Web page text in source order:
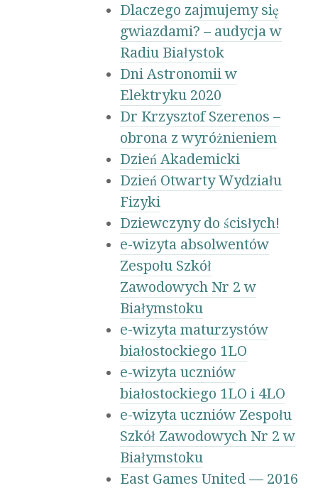
Dlaczego zajmujemy się
gwiazdami? – audycja w
Radiu Białystok
Dni Astronomii w
Elektryku 2020
Dr Krzysztof Szerenos –
obrona z wyróżnieniem
Dzień Akademicki
Dzień Otwarty Wydziału
Fizyki
Dziewczyny do ścisłych!
e-wizyta absolwentów
Zespołu Szkół
Zawodowych Nr 2 w
Białymstoku
e-wizyta maturzystów
białostockiego 1LO
e-wizyta uczniów
białostockiego 1LO i 4LO
e-wizyta uczniów Zespołu
Szkół Zawodowych Nr 2 w
Białymstoku
East Games United — 2016